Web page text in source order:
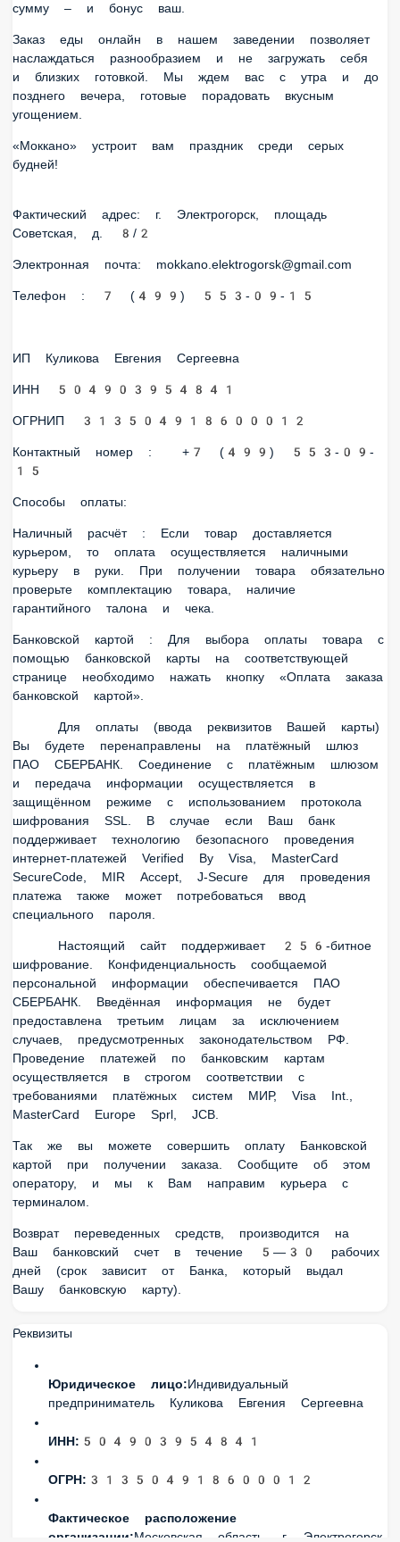
близких готовкой. Мы ждем вас с утра и до позднего
вечера, готовые порадовать вкусным угощением.
«Моккано» устроит вам праздник среди серых будней!
Фактический адрес: г. Электрогорск, площадь Советская, д.
8/2
Электронная почта: mokkano.elektrogorsk@gmail.com
ИП Куликова Евгения Сергеевна
ИНН 504903954841
Контактный номер : +7 (499) 553-09-15
Способы оплаты:
Наличный расчёт : Если товар доставляется курьером, то
получении товара обязательно проверьте комплектацию
товара, наличие гарантийного талона и чека.
Банковской картой : Для выбора оплаты товара с помощью
банковской карты на соответствующей странице
необходимо нажать кнопку «Оплата заказа банковской
картой».
Для оплаты (ввода реквизитов Вашей карты) Вы будете
перенаправлены на платёжный шлюз ПАО СБЕРБАНК.
Соединение с платёжным шлюзом и передача информации
осуществляется в защищённом режиме с использованием
протокола шифрования SSL. В случае если Ваш банк
поддерживает технологию безопасного проведения
интернет-платежей Verified By Visa, MasterCard SecureCode,
MIR Accept, J-Secure для проведения платежа также может
потребоваться ввод специального пароля.
Настоящий сайт поддерживает 256-битное шифрование.
Конфиденциальность сообщаемой персональной
информации обеспечивается ПАО СБЕРБАНК. Введённая
информация не будет предоставлена третьим лицам за
исключением случаев, предусмотренных
законодательством РФ. Проведение платежей по
банковским картам осуществляется в строгом соответствии
с требованиями платёжных систем МИР, Visa Int.,
MasterCard Europe Sprl, JCB.
Так же вы можете совершить оплату Банковской картой
при получении заказа. Сообщите об этом оператору, и мы к
Вам направим курьера с терминалом.
Возврат переведенных средств, производится на Ваш
банковский счет в течение 5—30 рабочих дней (срок
зависит от Банка, который выдал Вашу банковскую карту).
Реквизиты
Юридическое лицо:
Индивидуальный
предприниматель Куликова Евгения Сергеевна
ОГРН:313504918600012
Фактическое расположение